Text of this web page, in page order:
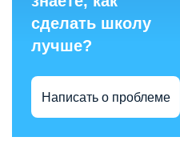
сделать школу
лучше?
Написать о проблеме